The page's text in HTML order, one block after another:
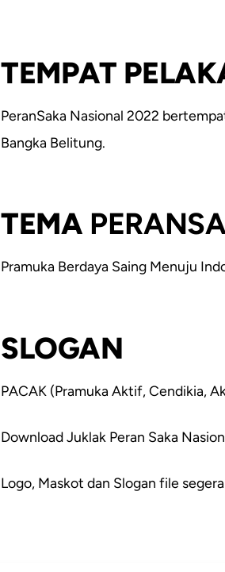
TEMPAT
PeranSaka Nasional 2022
Bangka Belitung.
TEMA
Pramuka Berdaya Saing Menuju
SLOGAN
PACAK (Pramuka Aktif, Cendikia,
Download Juklak Peran Saka
Logo, Maskot dan Slogan file